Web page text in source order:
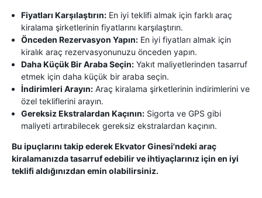
Fiyatları Karşılaştırın: En iyi teklifi almak için farklı araç
kiralama şirketlerinin fiyatlarını karşılaştırın.
Önceden Rezervasyon Yapın: En iyi fiyatları almak için
kiralık araç rezervasyonunuzu önceden yapın.
Daha Küçük Bir Araba Seçin: Yakıt maliyetlerinden tasarruf
etmek için daha küçük bir araba seçin.
İndirimleri Arayın: Araç kiralama şirketlerinin indirimlerini ve
özel tekliflerini arayın.
Gereksiz Ekstralardan Kaçının: Sigorta ve GPS gibi
maliyeti artırabilecek gereksiz ekstralardan kaçının.
Bu ipuçlarını takip ederek Ekvator Ginesi'ndeki araç
kiralamanızda tasarruf edebilir ve ihtiyaçlarınız için en iyi
teklifi aldığınızdan emin olabilirsiniz.